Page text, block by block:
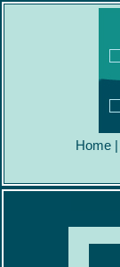
Home |